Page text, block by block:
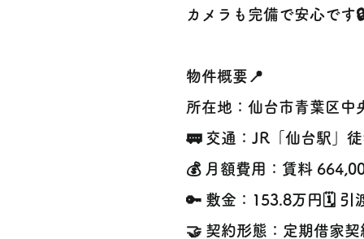
カメラも完備で安心です
物件概要📍
所在地：仙台市青葉区中
🚃 交通：JR「仙台駅」
💰 月額費用：賃料
🔑 敷金：153.8万円🗓️ 引
🤝 契約形態：定期借家